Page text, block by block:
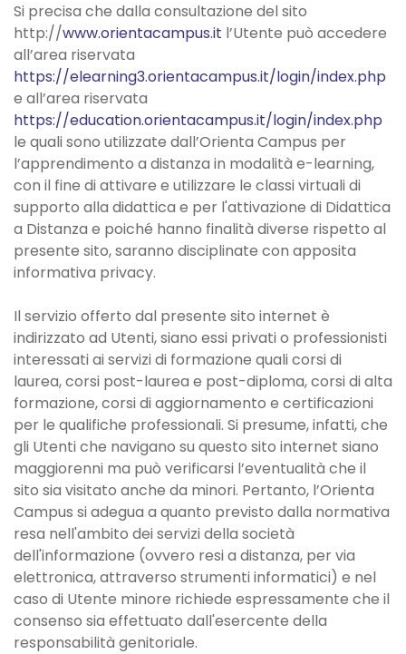
Si precisa che dalla consultazione del sito
http://www.orientacampus.it l’Utente può accedere
all’area riservata
https://elearning3.orientacampus.it/login/index.php
e all’area riservata
https://education.orientacampus.it/login/index.php
le quali sono utilizzate dall’Orienta Campus per
l’apprendimento a distanza in modalità e-learning,
con il fine di attivare e utilizzare le classi virtuali di
supporto alla didattica e per l'attivazione di Didattica
a Distanza e poiché hanno finalità diverse rispetto al
presente sito, saranno disciplinate con apposita
informativa privacy.
Il servizio offerto dal presente sito internet è
indirizzato ad Utenti, siano essi privati o professionisti
interessati ai servizi di formazione quali corsi di
laurea, corsi post-laurea e post-diploma, corsi di alta
formazione, corsi di aggiornamento e certificazioni
per le qualifiche professionali. Si presume, infatti, che
gli Utenti che navigano su questo sito internet siano
maggiorenni ma può verificarsi l’eventualità che il
sito sia visitato anche da minori. Pertanto, l’Orienta
Campus si adegua a quanto previsto dalla normativa
resa nell'ambito dei servizi della società
dell'informazione (ovvero resi a distanza, per via
elettronica, attraverso strumenti informatici) e nel
caso di Utente minore richiede espressamente che il
consenso sia effettuato dall'esercente della
responsabilità genitoriale.